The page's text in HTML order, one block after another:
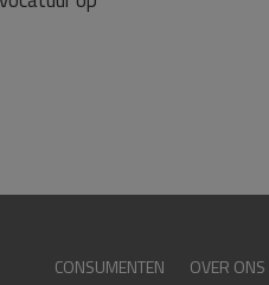
CONSUMENTEN OVER ONS